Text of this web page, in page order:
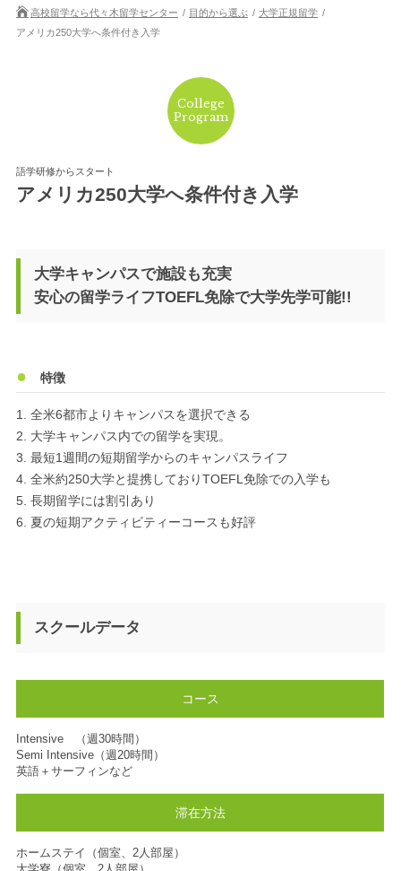
高校留学なら代々木留学センター 目的から選ぶ
大学正規留学
アメリカ250大学へ条件付き入学
College
Program
語学研修からスタート
アメリカ250大学へ条件付き入学
大学キャンパスで施設も充実
安心の留学ライフTOEFL免除で大学先学可能!!
特徴
全米6都市よりキャンパスを選択できる
大学キャンパス内での留学を実現。
最短1週間の短期留学からのキャンパスライフ
全米約250大学と提携しておりTOEFL免除での入学も
長期留学には割引あり
夏の短期アクティビティーコースも好評
スクールデータ
コース
Intensive （週30時間）
Semi Intensive（週20時間）
英語＋サーフィンなど
滞在方法
ホームステイ（個室、2人部屋）